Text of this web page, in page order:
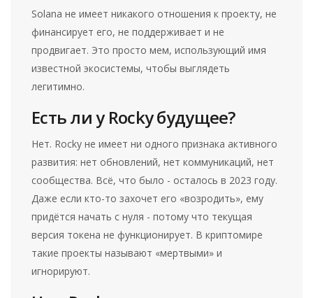
Solana не имеет никакого отношения к проекту, не
финансирует его, не поддерживает и не
продвигает. Это просто мем, использующий имя
известной экосистемы, чтобы выглядеть
легитимно.
Есть ли у Rocky будущее?
Нет. Rocky не имеет ни одного признака активного
развития: нет обновлений, нет коммуникаций, нет
сообщества. Всё, что было - осталось в 2023 году.
Даже если кто-то захочет его «возродить», ему
придётся начать с нуля - потому что текущая
версия токена не функционирует. В криптомире
такие проекты называют «мертвыми» и
игнорируют.